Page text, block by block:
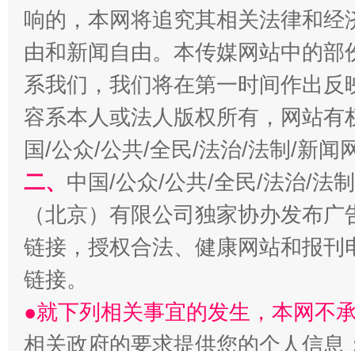
“刷贴”乱象丛生
生
响的，本网将追究其相关法律和
由和新闻自由。本传媒网站中的
系我们，我们将在第一时间作出
容系本人或法人版权所有，网站
国/公众/公共/全民/法治/法制/新闻
二、 中国/公众/公共/全民/法治/法
（北京）有限公司独家协办发布
链接，授权合法、健康网站和报
链接。
●就下列相关事宜的发生，本网不
相关政府的要求提供您的个人信息